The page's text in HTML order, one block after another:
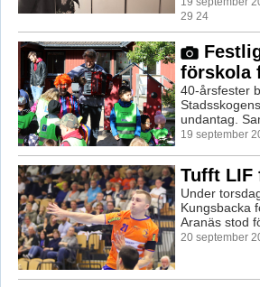
29 24
förskola
40-årsfester
undantag.
19 september
Tufft LIF
Under
Kungsbacka
Aranäs stod
20 september